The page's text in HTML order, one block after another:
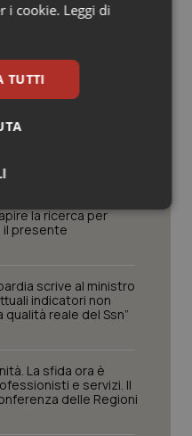
la ricerca per
presente
scrive al ministro
indicatori non
reale del Ssn”
La sfida ora è
e servizi. Il
delle Regioni
i cookie. Leggi di
TUTTI
Marketing
a rendere fruibile il
di base quali la
alle aree
è in grado di